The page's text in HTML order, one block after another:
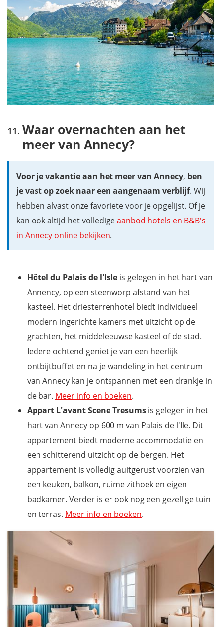
Waar overnachten aan het
meer van Annecy?
Voor je vakantie aan het meer van Annecy, ben
je vast op zoek naar een aangenaam verblijf. Wij
hebben alvast onze favoriete voor je opgelijst. Of je
kan ook altijd het volledigeaanbod hotels en B&B's
in Annecy online bekijken.
Hôtel du Palais de l'Isle is gelegen in het hart van
Annency, op een steenworp afstand van het
kasteel. Het driesterrenhotel biedt individueel
modern ingerichte kamers met uitzicht op de
grachten, het middeleeuwse kasteel of de stad.
Iedere ochtend geniet je van een heerlijk
ontbijtbuffet en na je wandeling in het centrum
van Annecy kan je ontspannen met een drankje in
de bar. Meer info en boeken.
Appart L'avant Scene Tresums is gelegen in het
hart van Annecy op 600 m van Palais de l'Ile. Dit
appartement biedt moderne accommodatie en
een schitterend uitzicht op de bergen. Het
appartement is volledig auitgerust voorzien van
een keuken, balkon, ruime zithoek en eigen
badkamer. Verder is er ook nog een gezellige tuin
en terras. Meer info en boeken.